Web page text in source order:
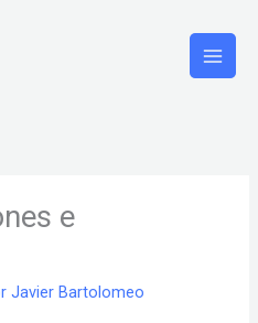
e
Javier Bartolomeo